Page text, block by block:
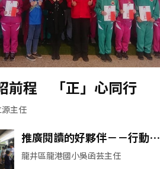
前程 「正」心同行
主任
推廣閱讀的好夥伴－－行動圖
書車
龍井區龍港國小吳函芸主任